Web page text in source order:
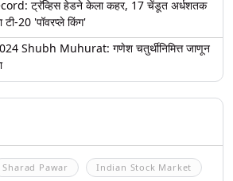
ट्रॅव्हिस हेडने केला कहर, 17 चेंडूत अर्धशतक
टी-20 'पॉवरप्ले किंग'
Shubh Muhurat: गणेश चतुर्थीनिमित्त जाणून
Sharad Pawar Indian Stock Market